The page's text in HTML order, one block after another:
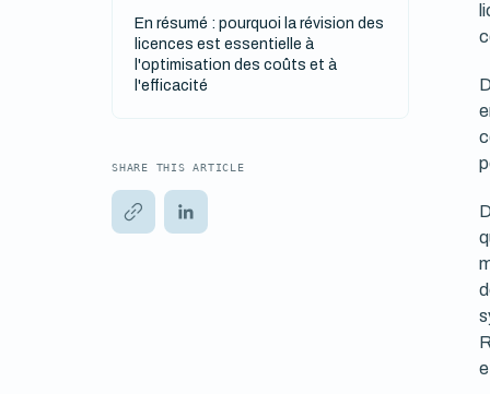
En résumé : pourquoi la révision des
licences est essentielle à
l'optimisation des coûts et à
l'efficacité
SHARE THIS ARTICLE